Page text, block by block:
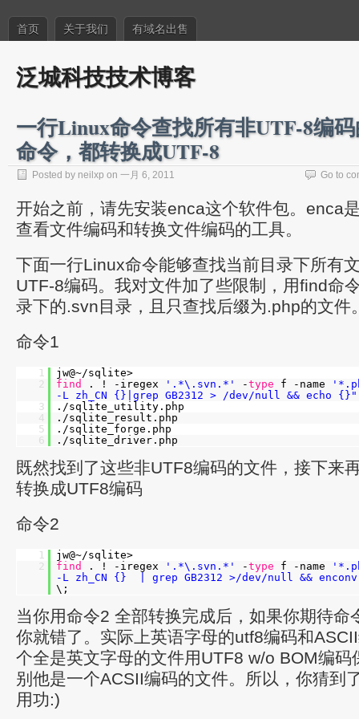
首页 关于我们 有域名出售
泛城科技技术博客
一行Linux命令查找所有非UTF-8编
命令，都转换成UTF-8
Posted by neilxp on 一月 6, 2011 Go to
开始之前，请先安装enca这个软件包。enca
查看文件编码和转换文件编码的工具。
下面一行Linux命令能够查找当前目录下所有
UTF-8编码。我对文件加了些限制，用find命
录下的.svn目录，且只查找后缀为.php的文件
命令1
1
jw@~/sqlite>
2
find . ! -iregex '.*\.svn.*' -type f -name
-L zh_CN {}|grep GB2312 > /dev/null && echo {}"
3
./sqlite_utility.php
4
./sqlite_result.php
5
./sqlite_forge.php
6
./sqlite_driver.php
既然找到了这些非UTF8编码的文件，接下来
转换成UTF8编码
命令2
1
jw@~/sqlite>
2
find . ! -iregex '.*\.svn.*' -type f -name
-L zh_CN {} | grep GB2312 >/dev/null &&
\;
当你用命令2 全部转换完成后，如果你期待命
你就错了。实际上英语字母的utf8编码和
个全是英文字母的文件用UTF8 w/o BOM编
别他是一个ACSII编码的文件。所以，你猜到
用功:)